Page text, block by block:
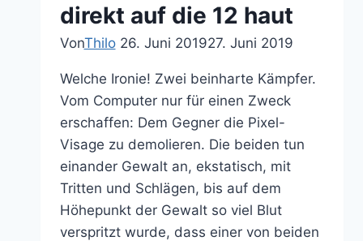
direkt auf die 12 haut
VonThilo 26. Juni 201927. Juni 2019
Welche Ironie! Zwei beinharte Kämpfer.
Vom Computer nur für einen Zweck
erschaffen: Dem Gegner die Pixel-
Visage zu demolieren. Die beiden tun
einander Gewalt an, ekstatisch, mit
Tritten und Schlägen, bis auf dem
Höhepunkt der Gewalt so viel Blut
verspritzt wurde, dass einer von beiden